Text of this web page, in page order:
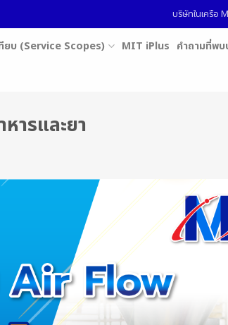
บริษัทในเครือ
ยบ (Service Scopes) MIT iPlus คำถามที่พ
ารและยา